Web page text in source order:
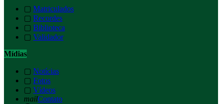
▢ Matriculados
▢ Recordes
▢ Biblioteca
▢ Validador
Mídias
▢ Notícias
▢ Fotos
▢ Vídeos
mailContato